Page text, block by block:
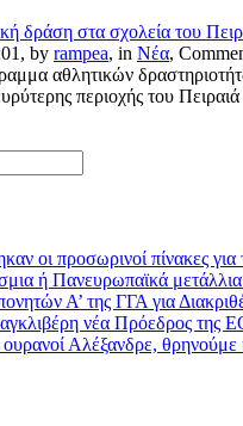
δράση στα σχολεία του
by rampea, in Νέα,
αθλητικών
περιοχής του
οι προσωρινοί πίνακες
ή Πανευρωπαϊκά μετάλλια
Α’ της ΓΓΑ για
νέα Πρόεδρος της
Αλέξανδρε, θρηνούμε